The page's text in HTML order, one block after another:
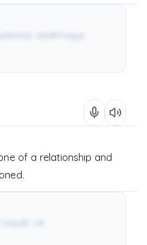
of a relationship and